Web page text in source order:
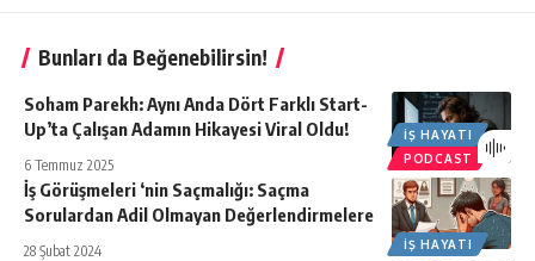
Bunları da Beğenebilirsin!
İŞ HAYATI
PODCAST
Soham Parekh: Aynı Anda Dört Farklı Start-
Up’ta Çalışan Adamın Hikayesi Viral Oldu!
6 Temmuz 2025
İŞ HAYATI
İş Görüşmeleri ‘nin Saçmalığı: Saçma
Sorulardan Adil Olmayan Değerlendirmelere
28 Şubat 2024